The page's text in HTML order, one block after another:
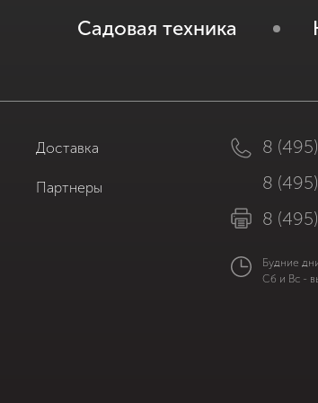
Садовая техника
Доставка
Партнеры
8
8
8
Будние
Сб и Вс -